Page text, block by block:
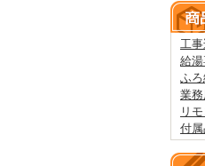
工事
給
ふ
業
リ
付属